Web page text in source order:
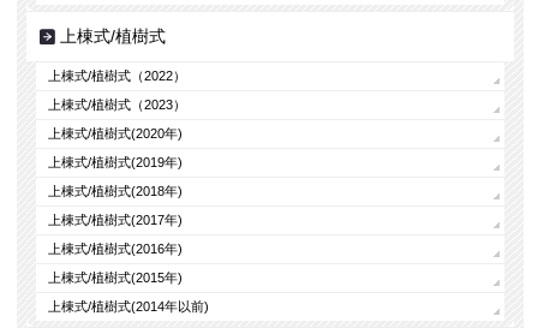
上棟式/植樹式
上棟式/植樹式（2022）
上棟式/植樹式（2023）
上棟式/植樹式(2020年)
上棟式/植樹式(2019年)
上棟式/植樹式(2018年)
上棟式/植樹式(2017年)
上棟式/植樹式(2016年)
上棟式/植樹式(2015年)
上棟式/植樹式(2014年以前)